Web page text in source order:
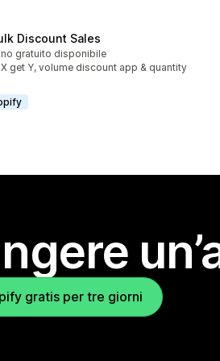
Discount Sales
gratuito disponibile
X get Y, volume discount app & quantity
gratis per tre giorni